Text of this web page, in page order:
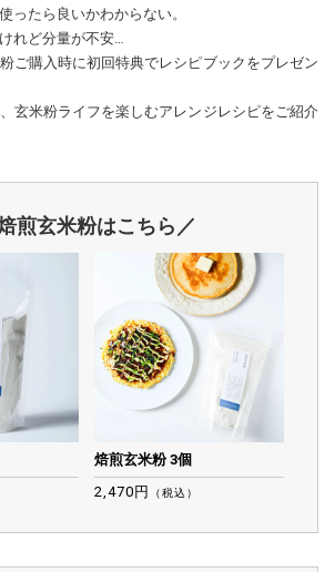
ったら良いかわからない。
れど分量が不安…
ご購入時に初回特典でレシピブックをプレゼン
玄米粉ライフを楽しむアレンジレシピをご紹介
煎玄米粉はこちら／
焙煎玄米粉 3個
2,470円
（税込）